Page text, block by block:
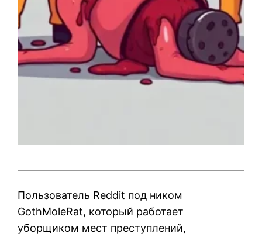
Пользователь Reddit под ником
GothMoleRat, который работает
уборщиком мест преступлений,